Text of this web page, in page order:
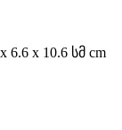
6.6 x 10.6 სმcm